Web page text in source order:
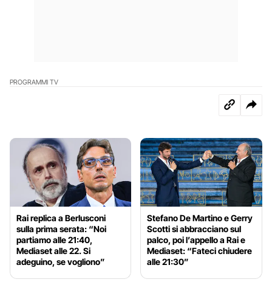
PROGRAMMI TV
Rai replica a Berlusconi
sulla prima serata: “Noi
partiamo alle 21:40,
Mediaset alle 22. Si
adeguino, se vogliono”
Stefano De Martino e Gerry
Scotti si abbracciano sul
palco, poi l’appello a Rai e
Mediaset: “Fateci chiudere
alle 21:30”